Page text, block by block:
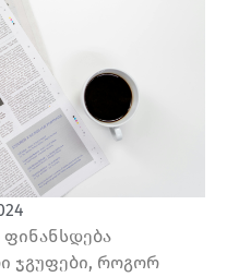
ფინანსდება
ჯგუფები, როგორ